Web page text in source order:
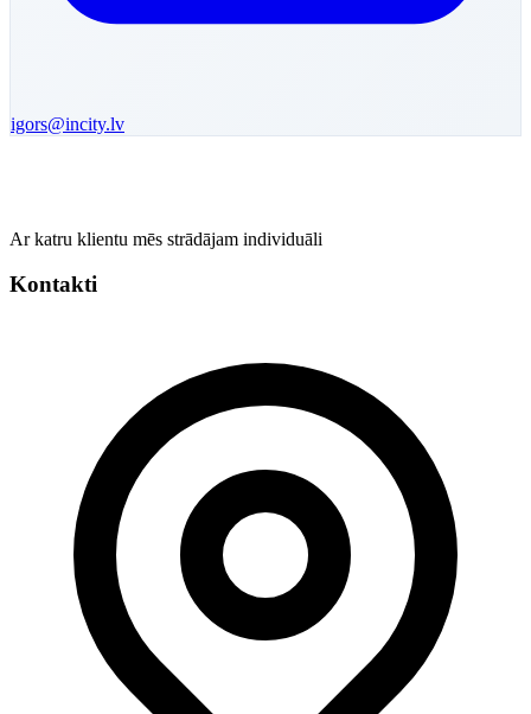
igors@incity.lv
Ar katru klientu mēs strādājam individuāli
Kontakti